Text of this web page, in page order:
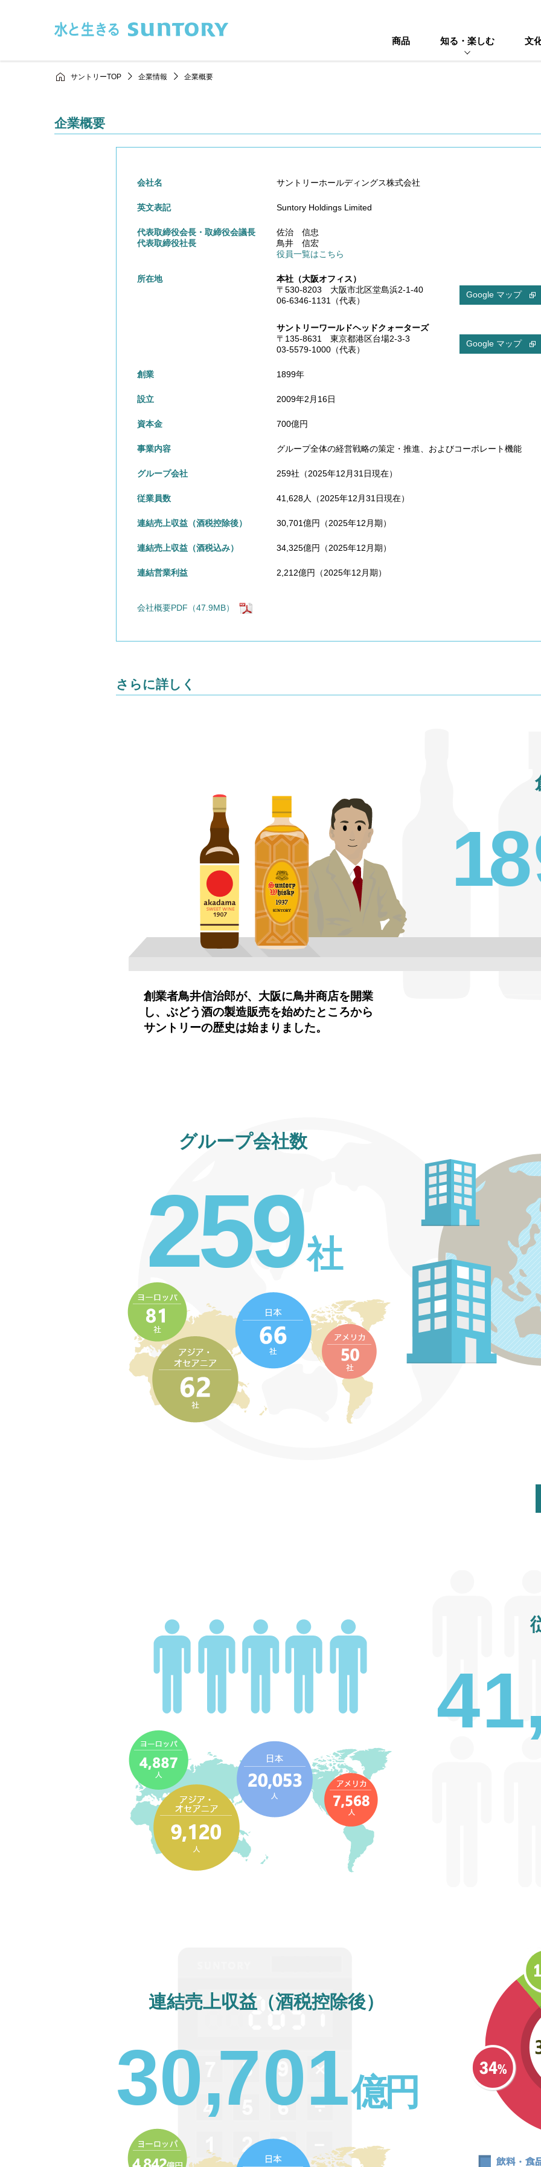
商品 知る・楽しむ 文
サントリーTOP 企業情報 企業概要
企業概要
会社名 サントリーホールディングス株式会社
英文表記 Suntory Holdings Limited
代表取締役会長・取締役会議長
佐治 信忠
代表取締役社長
鳥井 信宏
役員一覧はこちら
所在地
本社（大阪オフィス）
〒530-8203 大阪市北区堂島浜2-1-40
06-6346-1131（代表）
サントリーワールドヘッドクォーターズ
〒135-8631東京都港区台場2-3-3
03-5579-1000（代表）
創業 1899年
設立 2009年2月16日
資本金 700億円
事業内容 グループ全体の経営戦略の策定・推進、およびコーポレート機能
グループ会社 259社（2025年12月31日現在）
従業員数 41,628人（2025年12月31日現在）
連結売上収益（酒税控除後） 30,701億円（2025年12月期）
連結売上収益（酒税込み） 34,325億円（2025年12月期）
連結営業利益 2,212億円（2025年12月期）
会社概要PDF （47.9MB）
さらに詳しく
18
創業者鳥井信治郎が、大阪に鳥井商店を開業
し、ぶどう酒の製造販売を始めたところから
サントリーの歴史は始まりました。
グループ会社数
259社
41,
連結売上収益（酒税控除後）
30,701億円